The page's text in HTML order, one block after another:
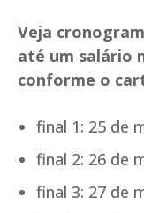
Veja
até um salário
conforme o
final 1: 25 de
final 2: 26 de
final 3: 27 de